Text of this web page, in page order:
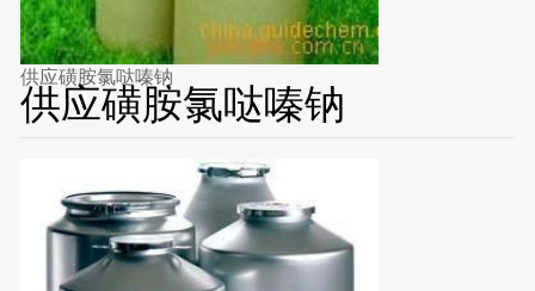
供应磺胺氯哒嗪钠
供应磺胺氯哒嗪钠